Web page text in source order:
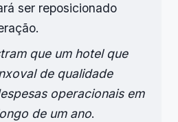
ser reposicionado
que um hotel que
de qualidade
operacionais em
de um ano.